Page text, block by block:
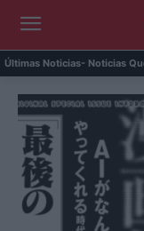
Últimas Noticias- Noticias
Fido da el salto en solitario